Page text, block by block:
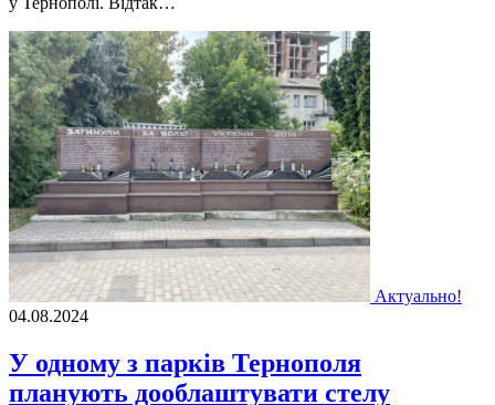
Актуально!
04.08.2024
У одному з парків Тернополя
планують дооблаштувати стелу